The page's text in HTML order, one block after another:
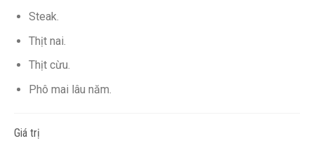
Steak.
Thịt nai.
Thịt cừu.
Phô mai lâu năm.
Giá trị